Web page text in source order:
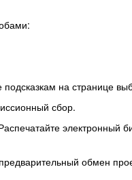
на странице
сбор.
электронный
обмен